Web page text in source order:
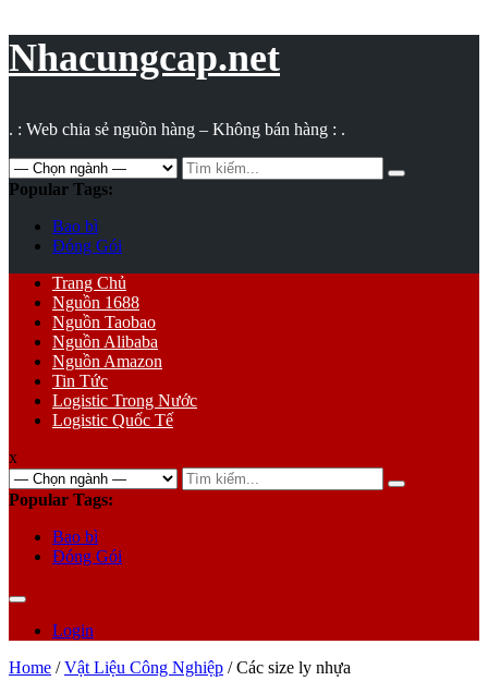
Nhacungcap.net
. : Web chia sẻ nguồn hàng – Không bán hàng : .
Search
for:
Popular Tags:
Bao bì
Đóng Gói
Primary
Menu
Trang Chủ
Nguồn 1688
Nguồn Taobao
Nguồn Alibaba
Nguồn Amazon
Tin Tức
Logistic Trong Nước
Logistic Quốc Tế
x
Search
for:
Popular Tags:
Bao bì
Đóng Gói
Login
Home /Vật Liệu Công Nghiệp / Các size ly nhựa